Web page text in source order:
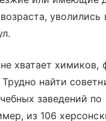
уволились
хватает химиков,
найти
заведений по
из 106